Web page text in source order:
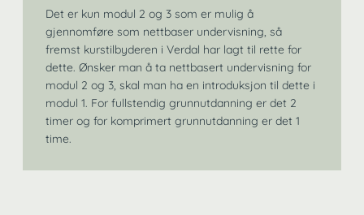
Det er kun modul 2 og 3 som er mulig å
gjennomføre som nettbaser undervisning, så
fremst kurstilbyderen i Verdal har lagt til rette for
dette. Ønsker man å ta nettbasert undervisning for
modul 2 og 3, skal man ha en introduksjon til dette i
modul 1. For fullstendig grunnutdanning er det 2
timer og for komprimert grunnutdanning er det 1
time.